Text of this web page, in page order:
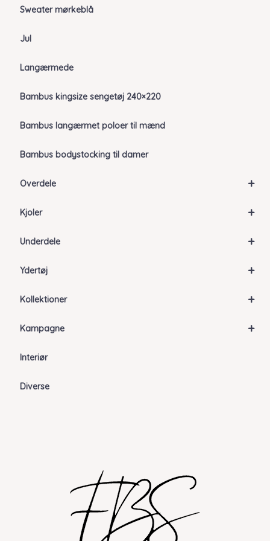
Sweater mørkeblå
Jul
Langærmede
Bambus kingsize sengetøj 240×220
Bambus langærmet poloer til mænd
Bambus bodystocking til damer
+
Overdele
+
Kjoler
+
Underdele
+
Ydertøj
+
Kollektioner
+
Kampagne
Interiør
Diverse